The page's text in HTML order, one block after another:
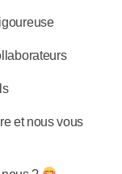
et nous vous